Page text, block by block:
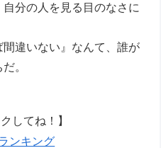
分の人を見る目のなさに
間違いない』なんて、誰が
。
してね！】
ンキング